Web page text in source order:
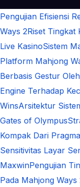
Pengujian Efisiensi
Ways 2Riset Tingkat
Live KasinoSistem
Platform Mahjong
Berbasis Gestur
Engine Terhadap
WinsArsitektur
Gates of Olympus
Kompak Dari
Sensitivitas Layar
MaxwinPengujian
Pada Mahjong Ways